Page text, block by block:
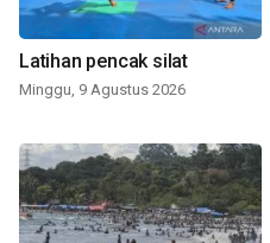
Latihan pencak silat
Minggu, 9 Agustus 2026